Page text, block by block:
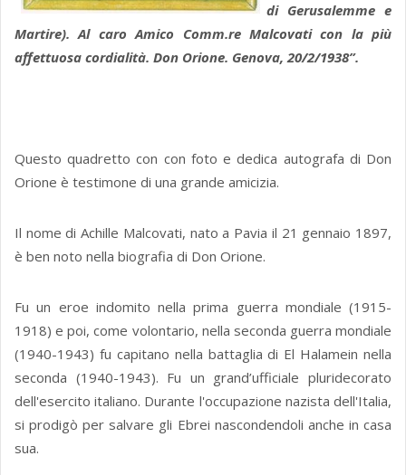
di Gerusalemme e
Martire). Al caro Amico Comm.re Malcovati con la più
affettuosa cordialità. Don Orione. Genova, 20/2/1938”.
Questo quadretto con con foto e dedica autografa di Don
Orione è testimone di una grande amicizia.
Il nome di Achille Malcovati, nato a Pavia il 21 gennaio 1897,
è ben noto nella biografia di Don Orione.
Fu un eroe indomito nella prima guerra mondiale (1915-
1918) e poi, come volontario, nella seconda guerra mondiale
(1940-1943) fu capitano nella battaglia di El Halamein nella
seconda (1940-1943). Fu un grand’ufficiale pluridecorato
dell'esercito italiano. Durante l'occupazione nazista dell'Italia,
si prodigò per salvare gli Ebrei nascondendoli anche in casa
sua.